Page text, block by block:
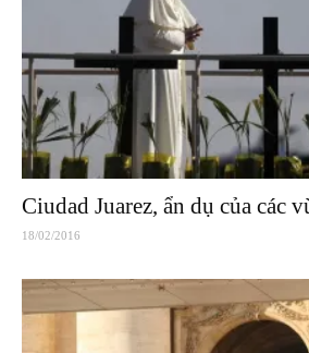
Ciudad Juarez, ẩn dụ của các
18/02/2016